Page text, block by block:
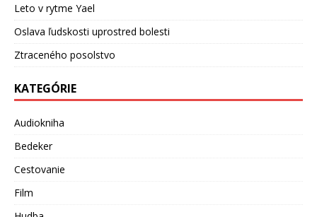
Leto v rytme Yael
Oslava ľudskosti uprostred bolesti
Ztraceného posolstvo
KATEGÓRIE
Audiokniha
Bedeker
Cestovanie
Film